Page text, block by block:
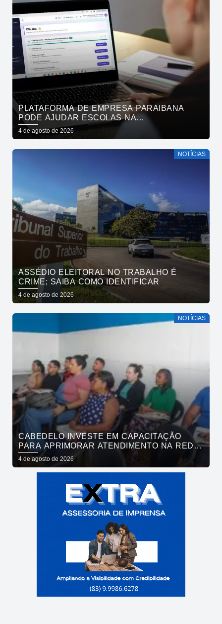
PLATAFORMA DE EMPRESA PARAIBANA
PODE AJUDAR ESCOLAS NA
IDENTIFICAÇÃO PRECOCE DE SINAIS DE
NEURODIVERGÊNCIA
4 de agosto de 2026
NOTÍCIAS
ASSÉDIO ELEITORAL NO TRABALHO É
CRIME; SAIBA COMO IDENTIFICAR
4 de agosto de 2026
NOTÍCIAS
CABEDELO INVESTE EM CAPACITAÇÃO
PARA APRIMORAR ATENDIMENTO NA REDE
DE BARES E RESTAURANTES
4 de agosto de 2026